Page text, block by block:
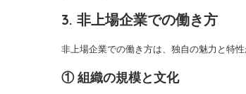
3. 非上場企業での働き方
非上場企業での働き方は、独自の魅力と特
① 組織の規模と文化